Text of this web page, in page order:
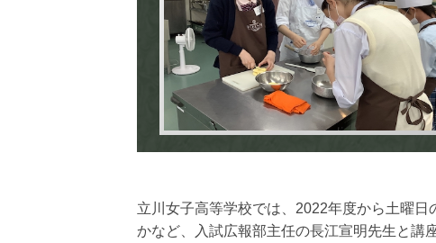
立川女子高等学校では、2022年度から土曜
かなど、入試広報部主任の長江宣明先生と講